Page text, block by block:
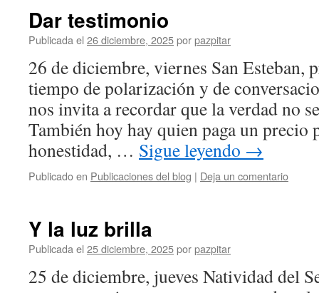
Dar testimonio
Publicada el 26 diciembre, 2025porpazpitar
26 de diciembre, viernes San Esteban,
tiempo de polarización y de
nos invita a recordar que la verdad no
También hoy hay quien paga un precio
honestidad, … Sigue leyendo →
Publicado en Publicaciones del blog | Deja un comentario
Y la luz brilla
Publicada el 25 diciembre, 2025porpazpitar
25 de diciembre, jueves Natividad del